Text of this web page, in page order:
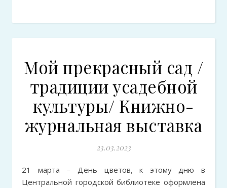
Мой прекрасный сад /
традиции усадебной
культуры/ Книжно-
журнальная выставка
23.03.2023
21 марта – День цветов, к этому дню в
Центральной городской библиотеке оформлена